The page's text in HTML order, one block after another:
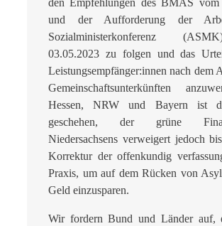
den Empfehlungen des BMAS vom
und der Aufforderung der
Sozialministerkonferenz
03.05.2023 zu folgen und das
Leistungsempfänger:innen nach dem
Gemeinschaftsunterkünften
Hessen, NRW und Bayern ist
geschehen, der grüne
Niedersachsens verweigert jedoch
Korrektur der offenkundig
Praxis, um auf dem Rücken von
Geld einzusparen.
Wir fordern Bund und Länder auf,